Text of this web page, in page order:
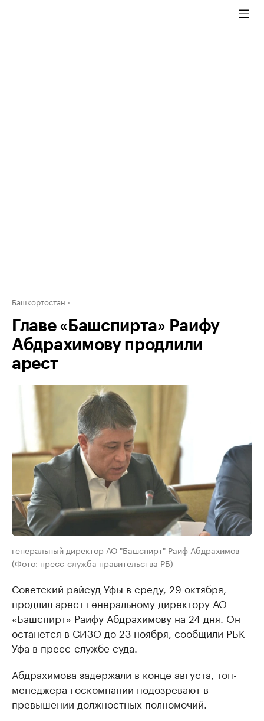
Башкортостан
Главе «Башспирта» Раифу
Абдрахимову продлили
арест
генеральный директор АО "Башспирт" Раиф Абдрахимов
(Фото: пресс-служба правительства РБ)
Советский райсуд Уфы в среду, 29 октября,
продлил арест генеральному директору АО
«Башспирт» Раифу Абдрахимову на 24 дня. Он
останется в СИЗО до 23 ноября, сообщили РБК
Уфа в пресс-службе суда.
Абдрахимова задержали в конце августа, топ-
менеджера госкомпании подозревают в
превышении должностных полномочий.